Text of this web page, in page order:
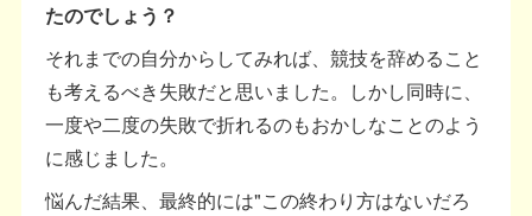
たのでしょう？
それまでの自分からしてみれば、競技を辞めること
も考えるべき失敗だと思いました。しかし同時に、
一度や二度の失敗で折れるのもおかしなことのよう
に感じました。
悩んだ結果、最終的には"この終わり方はないだろ